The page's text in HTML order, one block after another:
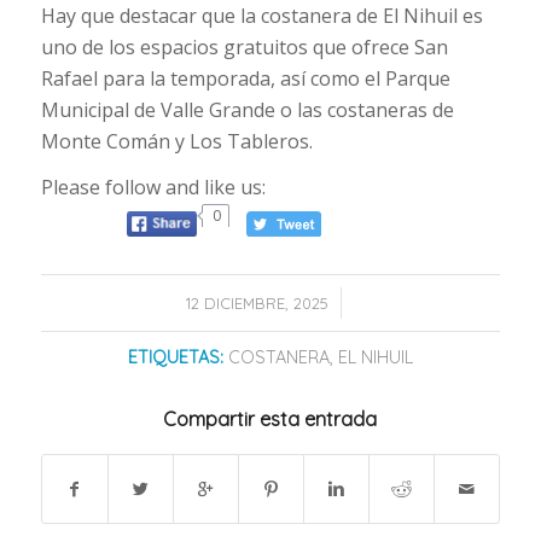
Hay que destacar que la costanera de El Nihuil es
uno de los espacios gratuitos que ofrece San
Rafael para la temporada, así como el Parque
Municipal de Valle Grande o las costaneras de
Monte Comán y Los Tableros.
Please follow and like us:
0
12 DICIEMBRE, 2025
/
ETIQUETAS: COSTANERA, EL NIHUIL
Compartir esta entrada